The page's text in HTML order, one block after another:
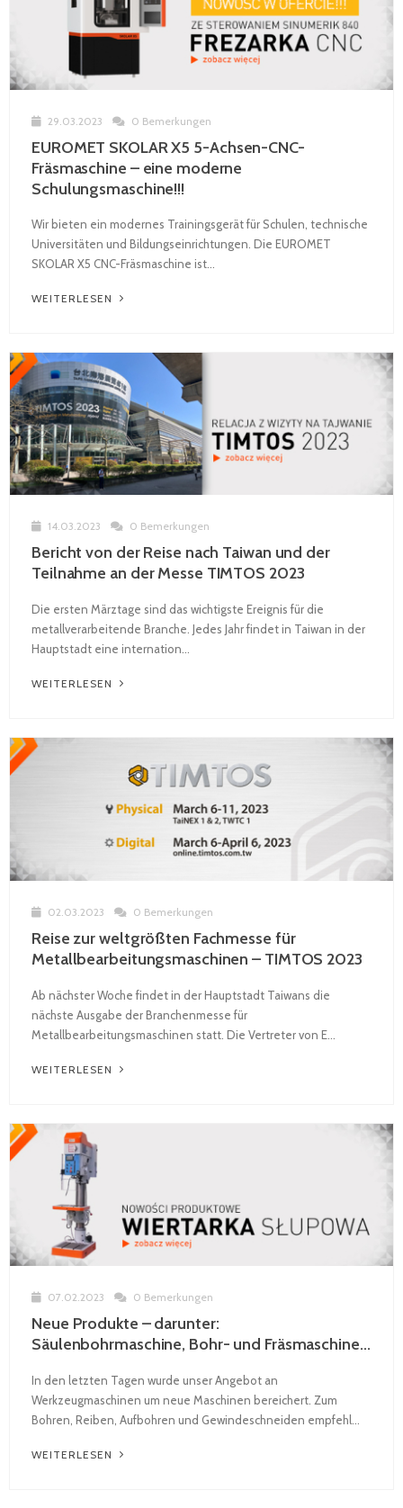
29.03.2023 0 Bemerkungen
EUROMET SKOLAR X5 5-Achsen-CNC-
Fräsmaschine – eine moderne
Schulungsmaschine!!!
Wir bieten ein modernes Trainingsgerät für Schulen, technische
Universitäten und Bildungseinrichtungen. Die EUROMET
SKOLAR X5 CNC-Fräsmaschine ist...
WEITERLESEN
14.03.2023 0 Bemerkungen
Bericht von der Reise nach Taiwan und der
Teilnahme an der Messe TIMTOS 2023
Die ersten Märztage sind das wichtigste Ereignis für die
metallverarbeitende Branche. Jedes Jahr findet in Taiwan in der
Hauptstadt eine internation...
WEITERLESEN
02.03.2023 0 Bemerkungen
Reise zur weltgrößten Fachmesse für
Metallbearbeitungsmaschinen – TIMTOS 2023
Ab nächster Woche findet in der Hauptstadt Taiwans die
nächste Ausgabe der Branchenmesse für
Metallbearbeitungsmaschinen statt. Die Vertreter von E...
WEITERLESEN
07.02.2023 0 Bemerkungen
Neue Produkte – darunter:
Säulenbohrmaschine, Bohr- und Fräsmaschine...
In den letzten Tagen wurde unser Angebot an
Werkzeugmaschinen um neue Maschinen bereichert. Zum
Bohren, Reiben, Aufbohren und Gewindeschneiden empfehl...
WEITERLESEN